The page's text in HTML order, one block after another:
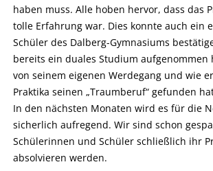
haben muss. Alle hoben hervor, dass das
tolle Erfahrung war. Dies konnte auch ein
Schüler des Dalberg-Gymnasiums
bereits ein duales Studium aufgenommen
von seinem eigenen Werdegang und wie
Praktika seinen „Traumberuf“ gefunden
In den nächsten Monaten wird es für die
sicherlich aufregend. Wir sind schon
Schülerinnen und Schüler schließlich ihr
absolvieren werden.